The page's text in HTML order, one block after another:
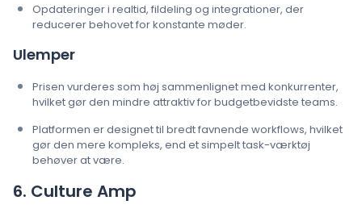
Opdateringer i realtid, fildeling og integrationer, der
reducerer behovet for konstante møder.
Ulemper
Prisen vurderes som høj sammenlignet med konkurrenter,
hvilket gør den mindre attraktiv for budgetbevidste teams.
Platformen er designet til bredt favnende workflows, hvilket
gør den mere kompleks, end et simpelt task-værktøj
behøver at være.
6. Culture Amp